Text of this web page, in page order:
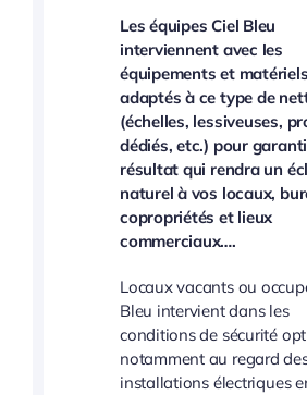
Les équipes Ciel Bleu
interviennent avec les
équipements et matériels
adaptés à ce type de
(échelles, lessiveuses,
dédiés, etc.) pour
résultat qui rendra un
naturel à vos locaux,
copropriétés et lieux
commerciaux….
Locaux vacants ou
Bleu intervient dans les
conditions de sécurité
notamment au regard
installations électriques